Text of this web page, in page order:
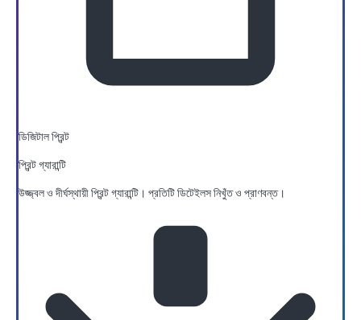
ডিজিটাল প্রিন্ট
প্রিন্ট গ্যারান্টি
উজ্জ্বল ও দীর্ঘস্থায়ী প্রিন্ট গ্যারান্টি। প্রতিটি ডিটেইলস নিখুঁত ও প্রাণবন্ত।